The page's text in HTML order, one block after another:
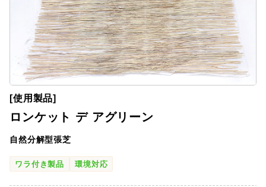
[使用製品]
ロンケット デ アグリーン
自然分解型張芝
ワラ付き製品 環境対応